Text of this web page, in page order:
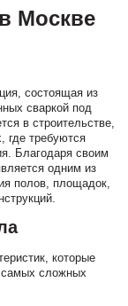
Москве
состоящая из
сваркой под
в строительстве,
где требуются
Благодаря своим
одним из
полов, площадок,
которые
самых сложных